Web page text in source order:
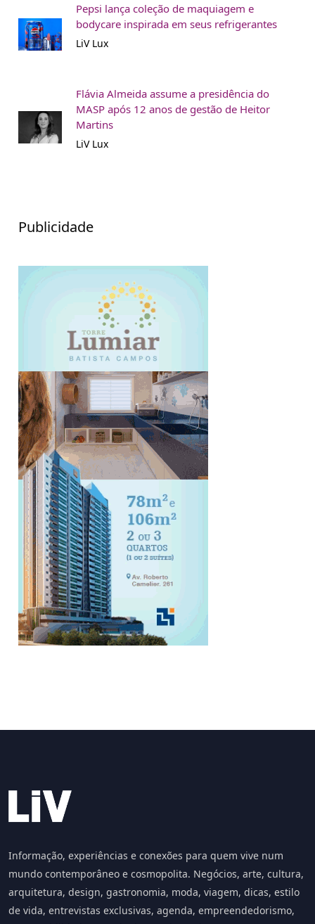
Pepsi lança coleção de maquiagem e
bodycare inspirada em seus refrigerantes
LiV Lux
Flávia Almeida assume a presidência do
MASP após 12 anos de gestão de Heitor
Martins
LiV Lux
Publicidade
Informação, experiências e conexões para quem vive num
mundo contemporâneo e cosmopolita. Negócios, arte, cultura,
arquitetura, design, gastronomia, moda, viagem, dicas, estilo
de vida, entrevistas exclusivas, agenda, empreendedorismo,